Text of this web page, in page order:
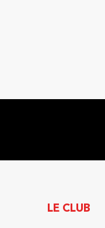
LE CLUB